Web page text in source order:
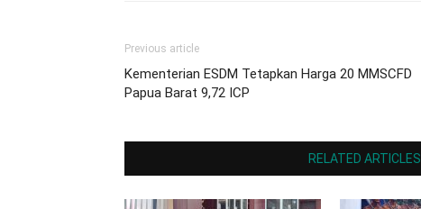
Previous article
Kementerian ESDM Tetapkan Harga 20 MMSCFD
Papua Barat 9,72 ICP
RELATED ARTICLES